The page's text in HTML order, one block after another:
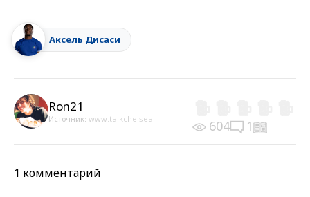
Аксель Дисаси
Ron21
Источник: www.talkchelsea... 604 1
1 комментарий